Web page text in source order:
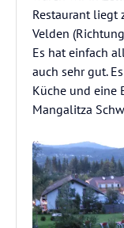
Restaurant liegt
Velden
Es hat einfach
auch sehr gut.
Küche und eine
Mangalitza